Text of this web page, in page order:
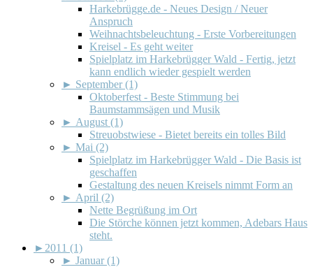
Harkebrügge.de - Neues Design / Neuer
Anspruch
Weihnachtsbeleuchtung - Erste Vorbereitungen
Kreisel - Es geht weiter
Spielplatz im Harkebrügger Wald - Fertig, jetzt
kann endlich wieder gespielt werden
► September (1)
Oktoberfest - Beste Stimmung bei
Baumstammsägen und Musik
► August (1)
Streuobstwiese - Bietet bereits ein tolles Bild
► Mai (2)
Spielplatz im Harkebrügger Wald - Die Basis ist
geschaffen
Gestaltung des neuen Kreisels nimmt Form an
► April (2)
Nette Begrüßung im Ort
Die Störche können jetzt kommen, Adebars Haus
steht.
► 2011 (1)
► Januar (1)